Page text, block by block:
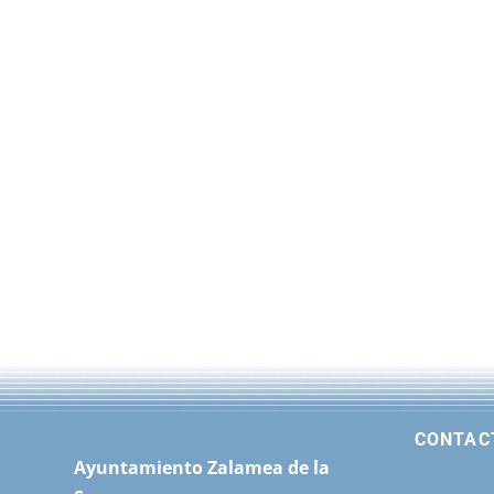
Ayuntamiento Zalamea de la